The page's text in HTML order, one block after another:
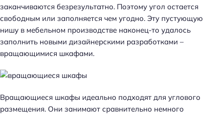
заканчиваются безрезультатно. Поэтому угол остается
свободным или заполняется чем угодно. Эту пустующую
нишу в мебельном производстве наконец-то удалось
заполнить новыми дизайнерскими разработками –
вращающимися шкафами.
Вращающиеся шкафы идеально подходят для углового
размещения. Они занимают сравнительно немного